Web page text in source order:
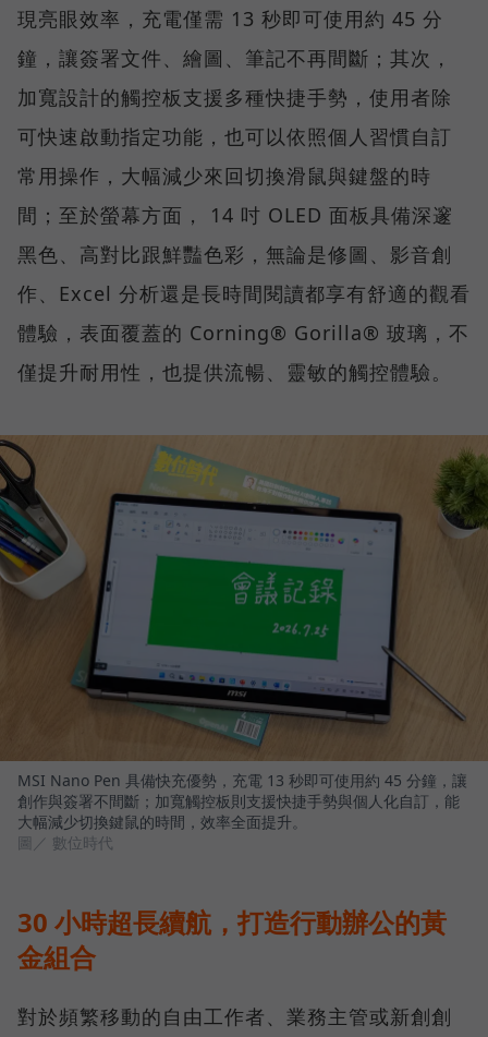
現亮眼效率，充電僅需 13 秒即可使用約 45 分
鐘，讓簽署文件、繪圖、筆記不再間斷；其次，
加寬設計的觸控板支援多種快捷手勢，使用者除
可快速啟動指定功能，也可以依照個人習慣自訂
常用操作，大幅減少來回切換滑鼠與鍵盤的時
間；至於螢幕方面， 14 吋 OLED 面板具備深邃
黑色、高對比跟鮮豔色彩，無論是修圖、影音創
作、Excel 分析還是長時間閱讀都享有舒適的觀看
體驗，表面覆蓋的 Corning® Gorilla® 玻璃，不
僅提升耐用性，也提供流暢、靈敏的觸控體驗。
MSI Nano Pen 具備快充優勢，充電 13 秒即可使用約 45 分鐘，讓
創作與簽署不間斷；加寬觸控板則支援快捷手勢與個人化自訂，能
大幅減少切換鍵鼠的時間，效率全面提升。
圖／ 數位時代
30 小時超長續航，打造行動辦公的黃
金組合
對於頻繁移動的自由工作者、業務主管或新創創